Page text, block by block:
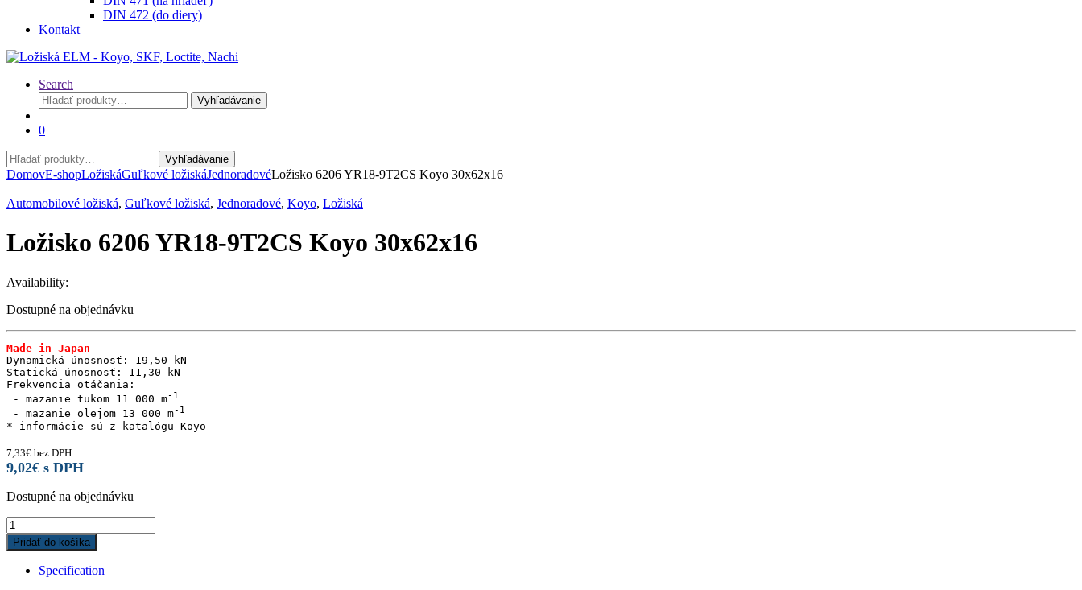
DIN 472 (do diery)
Kontakt
Search
Hľadať:
Vyhľadávanie
0
Hľadať:
Vyhľadávanie
DomovE-shopLožiskáGuľkové ložiskáJednoradovéLožisko 6206 YR18-9T2CS Koyo 30x62x16
Automobilové ložiská, Guľkové ložiská, Jednoradové, Koyo, Ložiská
Ložisko 6206 YR18-9T2CS Koyo 30x62x16
Availability:
Dostupné na objednávku
Made in Japan
Dynamická únosnosť: 19,50 kN
Statická únosnosť: 11,30 kN
Frekvencia otáčania:
- mazanie tukom 11 000 m
- mazanie olejom 13 000 m
* informácie sú z katalógu Koyo
7,33€ bez DPH
9,02€ s DPH
Dostupné na objednávku
Ložisko
6206
YR18-
9T2CS
Pridať do košíka
Specification